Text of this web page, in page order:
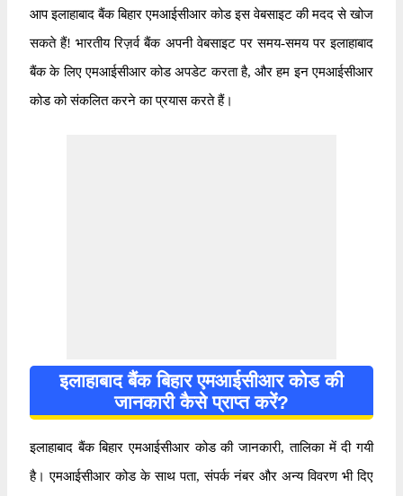
आप इलाहाबाद बैंक बिहार एमआईसीआर कोड इस वेबसाइट की मदद से खोज
सकते हैं! भारतीय रिज़र्व बैंक अपनी वेबसाइट पर समय-समय पर इलाहाबाद
बैंक के लिए एमआईसीआर कोड अपडेट करता है, और हम इन एमआईसीआर
कोड को संकलित करने का प्रयास करते हैं।
इलाहाबाद बैंक बिहार एमआईसीआर कोड की
जानकारी कैसे प्राप्त करें?
इलाहाबाद बैंक बिहार एमआईसीआर कोड की जानकारी, तालिका में दी गयी
है। एमआईसीआर कोड के साथ पता, संपर्क नंबर और अन्य विवरण भी दिए